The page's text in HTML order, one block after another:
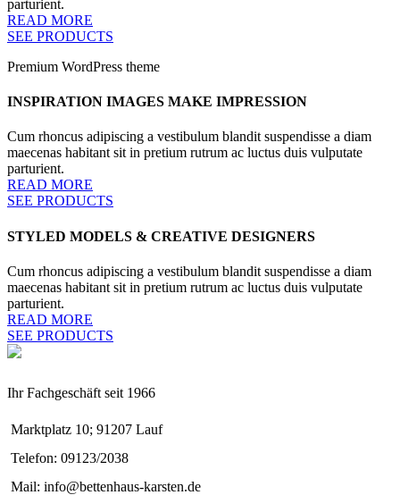
parturient.
READ MORE
SEE PRODUCTS
Premium WordPress theme
INSPIRATION IMAGES MAKE IMPRESSION
Cum rhoncus adipiscing a vestibulum blandit suspendisse a diam
maecenas habitant sit in pretium rutrum ac luctus duis vulputate
parturient.
READ MORE
SEE PRODUCTS
STYLED MODELS & CREATIVE DESIGNERS
Cum rhoncus adipiscing a vestibulum blandit suspendisse a diam
maecenas habitant sit in pretium rutrum ac luctus duis vulputate
parturient.
READ MORE
SEE PRODUCTS
Ihr Fachgeschäft seit 1966
Marktplatz 10; 91207 Lauf
Telefon: 09123/2038
Mail: info@bettenhaus-karsten.de